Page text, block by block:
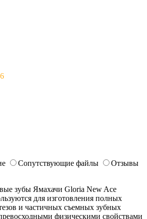
Сопутствующие файлы
Отзывы
зубы Ямахачи Gloria New Ace
для изготовления полных
и частичных съемных зубных
физическими свойствами